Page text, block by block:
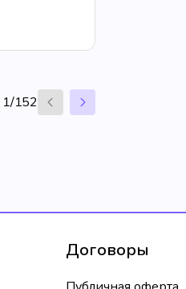
1/152
Договоры